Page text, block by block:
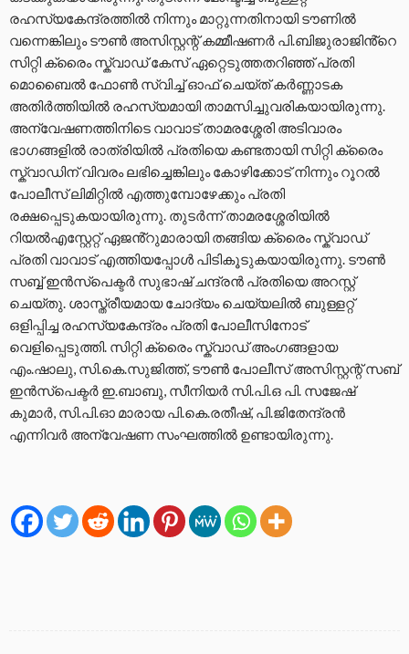
രഹസ്യകേന്ദ്രത്തിൽ നിന്നും മാറ്റുന്നതിനായി ടൗണിൽ
വന്നെങ്കിലും ടൗൺ അസിസ്റ്റന്റ് കമ്മീഷണർ പി.ബിജുരാജിൻ്റെ
സിറ്റി ക്രൈം സ്ക്വാഡ് കേസ് ഏറ്റെടുത്തതറിഞ്ഞ് പ്രതി
മൊബൈൽ ഫോൺ സ്വിച്ച് ഓഫ് ചെയ്ത് കർണ്ണാടക
അതിർത്തിയിൽ രഹസ്യമായി താമസിച്ചുവരികയായിരുന്നു.
അന്വേഷണത്തിനിടെ വാവാട് താമരശ്ശേരി അടിവാരം
ഭാഗങ്ങളിൽ രാത്രിയിൽ പ്രതിയെ കണ്ടതായി സിറ്റി ക്രൈം
സ്ക്വാഡിന് വിവരം ലഭിച്ചെങ്കിലും കോഴിക്കോട് നിന്നും റൂറൽ
പോലീസ് ലിമിറ്റിൽ എത്തുമ്പോഴേക്കും പ്രതി
രക്ഷപ്പെടുകയായിരുന്നു. തുടർന്ന് താമരശ്ശേരിയിൽ
റിയൽഎസ്റ്റേറ്റ് ഏജൻ്റുമാരായി തങ്ങിയ ക്രൈം സ്ക്വാഡ്
പ്രതി വാവാട് എത്തിയപ്പോൾ പിടികൂടുകയായിരുന്നു. ടൗൺ
സബ്ബ് ഇൻസ്പെക്ടർ സുഭാഷ് ചന്ദ്രൻ പ്രതിയെ അറസ്റ്റ്
ചെയ്തു. ശാസ്ത്രീയമായ ചോദ്യം ചെയ്യലിൽ ബുള്ളറ്റ്
ഒളിപ്പിച്ച രഹസ്യകേന്ദ്രം പ്രതി പോലീസിനോട്
വെളിപ്പെടുത്തി. സിറ്റി ക്രൈം സ്ക്വാഡ് അംഗങ്ങളായ
എം.ഷാലു, സി.കെ.സുജിത്ത്, ടൗൺ പോലീസ് അസിസ്റ്റന്റ് സബ്
ഇൻസ്പെക്ടർ ഇ.ബാബു, സീനിയർ സി.പി.ഒ പി. സജേഷ്
കുമാർ, സി.പി.ഓ മാരായ പി.കെ.രതീഷ്, പി.ജിതേന്ദ്രൻ
എന്നിവർ അന്വേഷണ സംഘത്തിൽ ഉണ്ടായിരുന്നു.